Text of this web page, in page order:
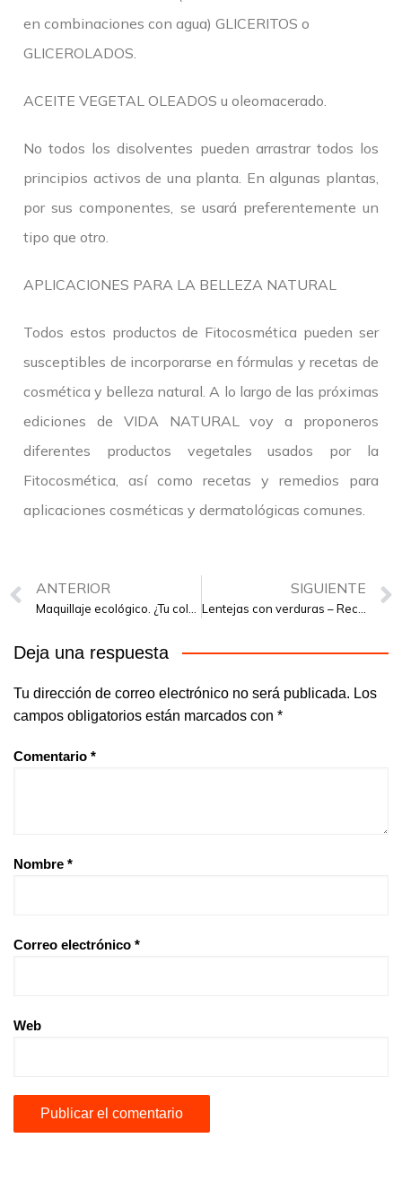
en combinaciones con agua) GLICERITOS o
GLICEROLADOS.
ACEITE VEGETAL OLEADOS u oleomacerado.
No todos los disolventes pueden arrastrar todos los
principios activos de una planta. En algunas plantas,
por sus componentes, se usará preferentemente un
tipo que otro.
APLICACIONES PARA LA BELLEZA NATURAL
Todos estos productos de Fitocosmética pueden ser
susceptibles de incorporarse en fórmulas y recetas de
cosmética y belleza natural. A lo largo de las próximas
ediciones de VIDA NATURAL voy a proponeros
diferentes productos vegetales usados por la
Fitocosmética, así como recetas y remedios para
aplicaciones cosméticas y dermatológicas comunes.
ANTERIOR SIGUIENTE
Deja una respuesta
Tu dirección de correo electrónico no será publicada. Los
campos obligatorios están marcados con *
Comentario *
Nombre *
Correo electrónico *
Web